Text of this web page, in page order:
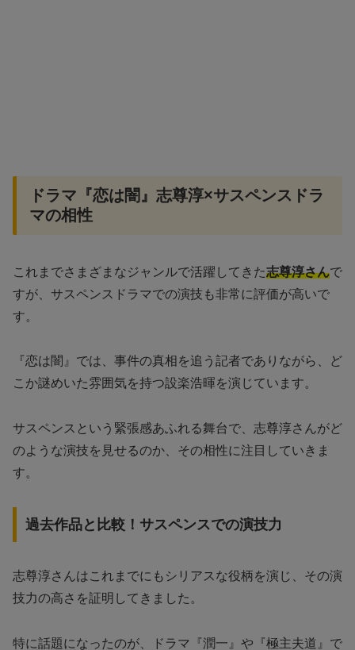
ドラマ『恋は闇』志尊淳×サスペンスドラ
マの相性
これまでさまざまなジャンルで活躍してきた志尊淳さんで
すが、サスペンスドラマでの演技も非常に評価が高いで
す。
『恋は闇』では、事件の真相を追う記者でありながら、ど
こか謎めいた雰囲気を持つ設楽浩暉を演じています。
サスペンスという緊張感あふれる舞台で、志尊淳さんがど
のような演技を見せるのか、その相性に注目していきま
す。
過去作品と比較！サスペンスでの演技力
志尊淳さんはこれまでにもシリアスな役柄を演じ、その演
技力の高さを証明してきました。
特に話題になったのが、ドラマ『潤一』や『極主夫道』で